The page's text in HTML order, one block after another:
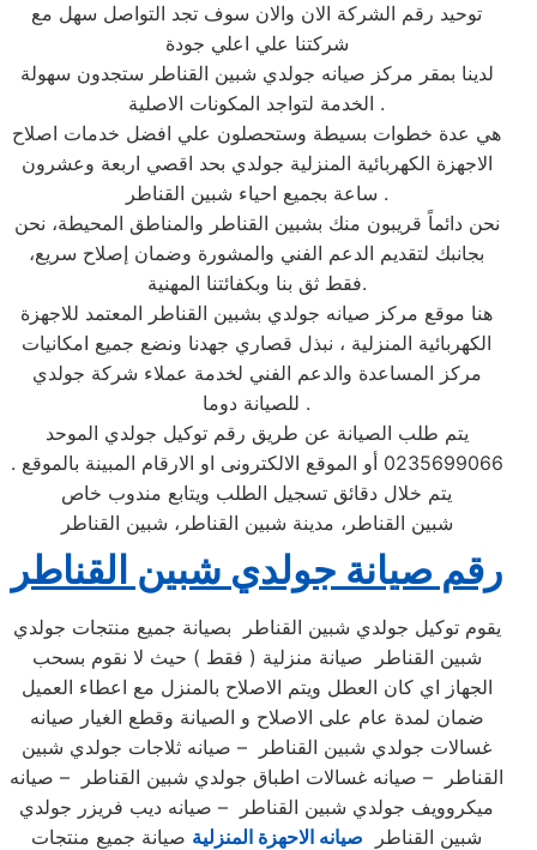
توحيد رقم الشركة الان والان سوف تجد التواصل سهل مع
شركتنا علي اعلي جودة
لدينا بمقر مركز صيانه جولدي شبين القناطر ستجدون سهولة
الخدمة لتواجد المكونات الاصلية .
هي عدة خطوات بسيطة وستحصلون علي افضل خدمات اصلاح
الاجهزة الكهربائية المنزلية جولدي بحد اقصي اربعة وعشرون
ساعة بجميع احياء شبين القناطر .
نحن دائماً قريبون منك بشبين القناطر والمناطق المحيطة، نحن
بجانبك لتقديم الدعم الفني والمشورة وضمان إصلاح سريع،
فقط ثق بنا وبكفائتنا المهنية.
هنا موقع مركز صيانه جولدي بشبين القناطر المعتمد للاجهزة
الكهربائية المنزلية ، نبذل قصاري جهدنا ونضع جميع امكانيات
مركز المساعدة والدعم الفني لخدمة عملاء شركة جولدي
للصيانة دوما .
يتم طلب الصيانة عن طريق رقم توكيل جولدي الموحد
0235699066 أو الموقع الالكترونى او الارقام المبينة بالموقع .
يتم خلال دقائق تسجيل الطلب ويتابع مندوب خاص
شبين القناطر، مدينة شبين القناطر، شبين القناطر
رقم صيانة جولدي شبين القناطر
يقوم توكيل جولدي شبين القناطر بصيانة جميع منتجات جولدي
شبين القناطر صيانة منزلية ( فقط ) حيث لا نقوم بسحب
الجهاز اي كان العطل ويتم الاصلاح بالمنزل مع اعطاء العميل
ضمان لمدة عام على الاصلاح و الصيانة وقطع الغيار صيانه
غسالات جولدي شبين القناطر – صيانه ثلاجات جولدي شبين
القناطر – صيانه غسالات اطباق جولدي شبين القناطر – صيانه
ميكروويف جولدي شبين القناطر – صيانه ديب فريزر جولدي
شبين القناطر صيانه الاحهزة المنزلية صيانة جميع منتجات